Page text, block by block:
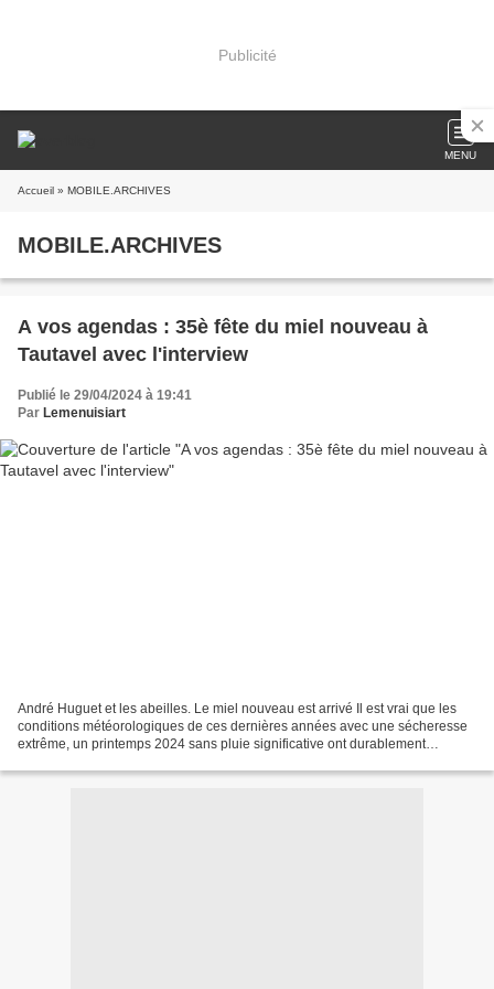
Publicité
MENU
Accueil » MOBILE.ARCHIVES
MOBILE.ARCHIVES
A vos agendas : 35è fête du miel nouveau à
Tautavel avec l'interview
Publié le 29/04/2024 à 19:41
Par Lemenuisiart
André Huguet et les abeilles. Le miel nouveau est arrivé Il est vrai que les
conditions météorologiques de ces dernières années avec une sécheresse
extrême, un printemps 2024 sans pluie significative ont durablement